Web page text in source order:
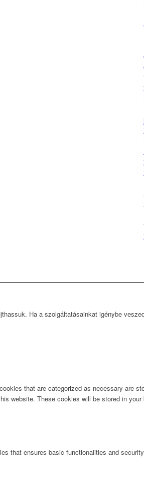
Ha a szolgáltatásainkat igénybe
that are categorized as necessary are
website. These cookies will be stored in
that ensures basic functionalities and